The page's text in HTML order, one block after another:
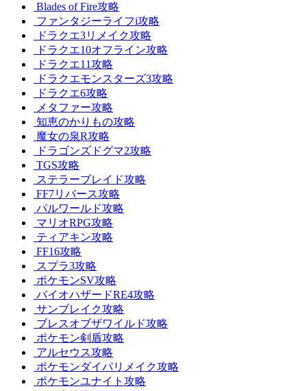
Blades of Fire攻略
ファンタジーライフi攻略
ドラクエ3リメイク攻略
ドラクエ10オフライン攻略
ドラクエ11攻略
ドラクエモンスターズ3攻略
ドラクエ6攻略
メタファー攻略
知恵のかりもの攻略
魔女の泉R攻略
ドラゴンズドグマ2攻略
TGS攻略
ステラーブレイド攻略
FF7リバース攻略
パルワールド攻略
マリオRPG攻略
ティアキン攻略
FF16攻略
スプラ3攻略
ポケモンSV攻略
バイオハザードRE4攻略
サンブレイク攻略
ブレスオブザワイルド攻略
ポケモン剣盾攻略
アルセウス攻略
ポケモンダイパリメイク攻略
ポケモンユナイト攻略